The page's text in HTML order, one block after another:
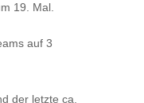
19. Mal.
auf 3
der letzte ca.